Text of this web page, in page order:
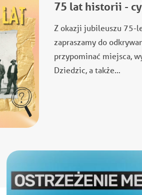
75 lat historii -
Z okazji jubileuszu 75-
zapraszamy do
przypominać miejsca,
Dziedzic, a także…